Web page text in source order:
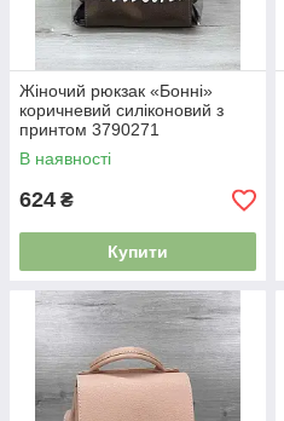
Жіночий рюкзак «Бонні»
коричневий силіконовий з
принтом 3790271
В наявності
624 ₴
Купити